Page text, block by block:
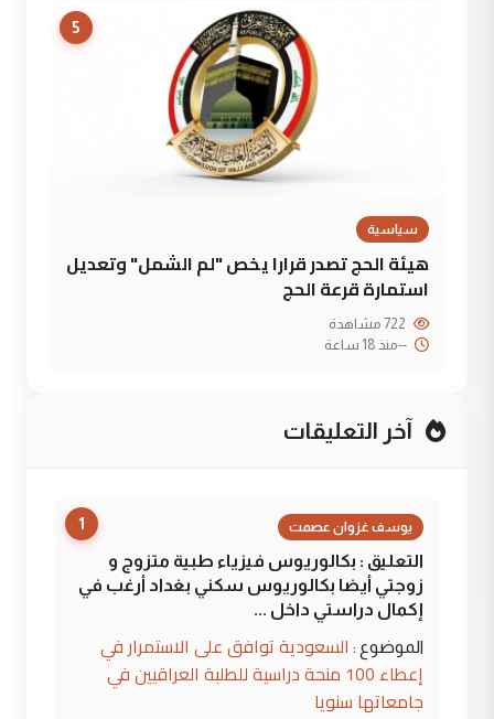
5
سياسية
هيئة الحج تصدر قرارا يخص "لم الشمل" وتعديل
استمارة قرعة الحج
--منذ 18 ساعة
آخر التعليقات
1 يوسف غزوان عصمت
التعليق : بكالوريوس فيزياء طبية متزوج و
زوجتي أيضا بكالوريوس سكني بغداد أرغب في
إكمال دراستي داخل ...
الموضوع : السعودية توافق على الاستمرار في
إعطاء 100 منحة دراسية للطلبة العراقيين في
جامعاتها سنويا